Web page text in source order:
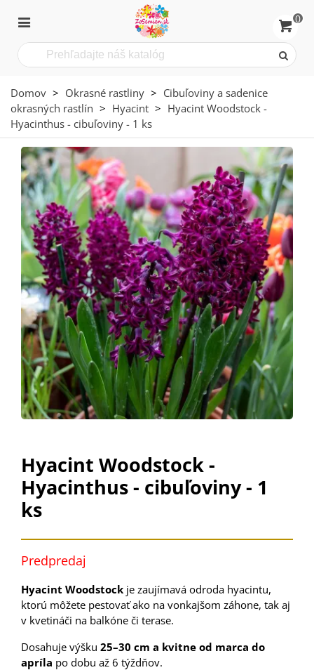
0
Domov > Okrasné rastliny > Cibuľoviny a sadenice
okrasných rastlín > Hyacint > Hyacint Woodstock -
Hyacinthus - cibuľoviny - 1 ks
Hyacint Woodstock -
Hyacinthus - cibuľoviny - 1
ks
Predpredaj
Hyacint Woodstock je zaujímavá odroda hyacintu,
ktorú môžete pestovať ako na vonkajšom záhone, tak aj
v kvetináči na balkóne či terase.
Dosahuje výšku 25–30 cm a kvitne od marca do
apríla po dobu až 6 týždňov.